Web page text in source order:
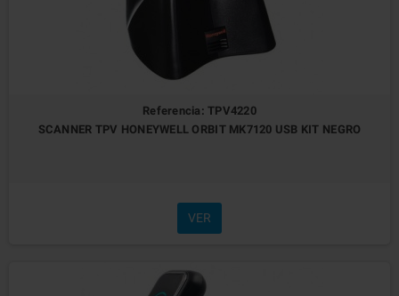
Referencia: TPV4220
SCANNER TPV HONEYWELL ORBIT MK7120 USB KIT NEGRO
VER